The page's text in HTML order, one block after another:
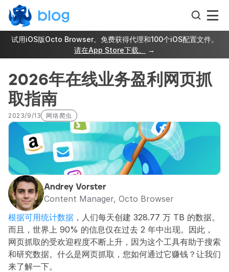
试用iOS版Octo Browser。免费获得代理和100个iOS配置文件。
请在App Store下载。
→
2026年在线业务盈利网页抓
取指南
2023/9/13 网络爬虫
Andrey Vorster
Content Manager, Octo Browser
根据可用统计数据 ，人们每天创建 328.77 万 TB 的数据。
而且，世界上 90% 的信息仅在过去 2 年中出现。因此，
网页抓取的受欢迎程度不断上升，因为这个工具有助于搜索
和研究数据。什么是网页抓取，您如何通过它赚钱？让我们
来了解一下。